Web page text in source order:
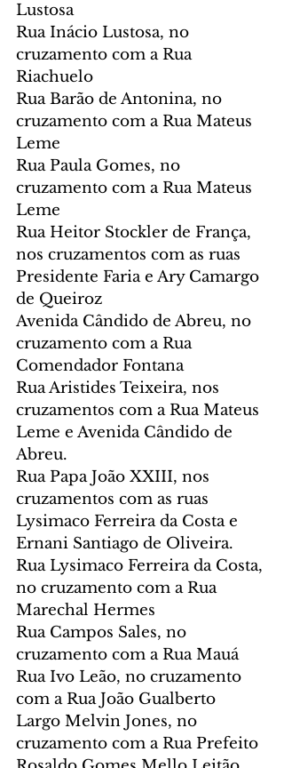
Lustosa
Rua Inácio Lustosa, no
cruzamento com a Rua
Riachuelo
Rua Barão de Antonina, no
cruzamento com a Rua Mateus
Leme
Rua Paula Gomes, no
cruzamento com a Rua Mateus
Leme
Rua Heitor Stockler de França,
nos cruzamentos com as ruas
Presidente Faria e Ary Camargo
de Queiroz
Avenida Cândido de Abreu, no
cruzamento com a Rua
Comendador Fontana
Rua Aristides Teixeira, nos
cruzamentos com a Rua Mateus
Leme e Avenida Cândido de
Abreu.
Rua Papa João XXIII, nos
cruzamentos com as ruas
Lysimaco Ferreira da Costa e
Ernani Santiago de Oliveira.
Rua Lysimaco Ferreira da Costa,
no cruzamento com a Rua
Marechal Hermes
Rua Campos Sales, no
cruzamento com a Rua Mauá
Rua Ivo Leão, no cruzamento
com a Rua João Gualberto
Largo Melvin Jones, no
cruzamento com a Rua Prefeito